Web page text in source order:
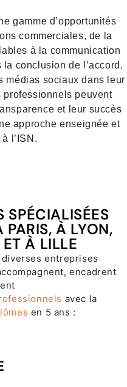
gamme d’opportunités
commerciales, de la
à la communication
conclusion de l’accord.
médias sociaux dans leur
peuvent
et leur succès
approche enseignée et
l’ISN.
SPÉCIALISÉES
PARIS, À LYON,
À LILLE
diverses entreprises
encadrent
avec la
en 5 ans :